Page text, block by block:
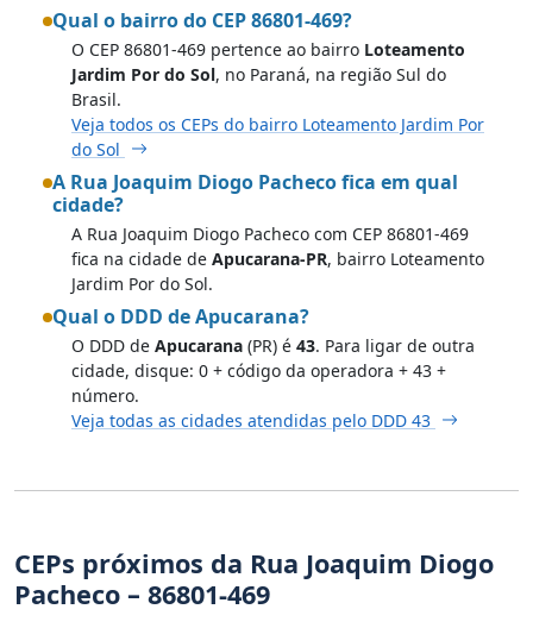
Qual o bairro do CEP 86801-469?
O CEP 86801-469 pertence ao bairro Loteamento
Jardim Por do Sol, no Paraná, na região Sul do
Brasil.
Veja todos os CEPs do bairro Loteamento Jardim Por
do Sol
A Rua Joaquim Diogo Pacheco fica em qual
cidade?
A Rua Joaquim Diogo Pacheco com CEP 86801-469
fica na cidade de Apucarana-PR, bairro Loteamento
Jardim Por do Sol.
Qual o DDD de Apucarana?
O DDD de Apucarana (PR) é 43. Para ligar de outra
cidade, disque: 0 + código da operadora + 43 +
número.
Veja todas as cidades atendidas pelo DDD 43
CEPs próximos da Rua Joaquim Diogo
Pacheco – 86801-469